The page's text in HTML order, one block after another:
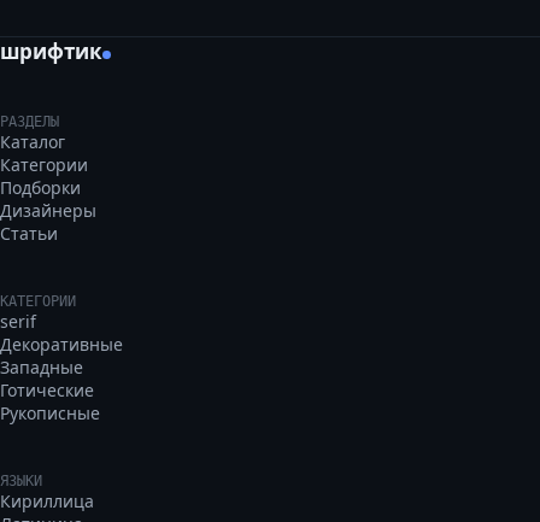
шрифтик
РАЗДЕЛЫ
Каталог
Категории
Подборки
Дизайнеры
Статьи
КАТЕГОРИИ
serif
Декоративные
Западные
Готические
Рукописные
ЯЗЫКИ
Кириллица